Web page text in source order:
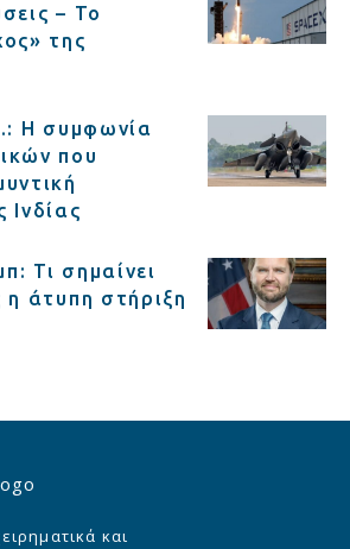
– Το
της
Η συμφωνία
που
Ινδίας
Τι σημαίνει
η άτυπη στήριξη
και